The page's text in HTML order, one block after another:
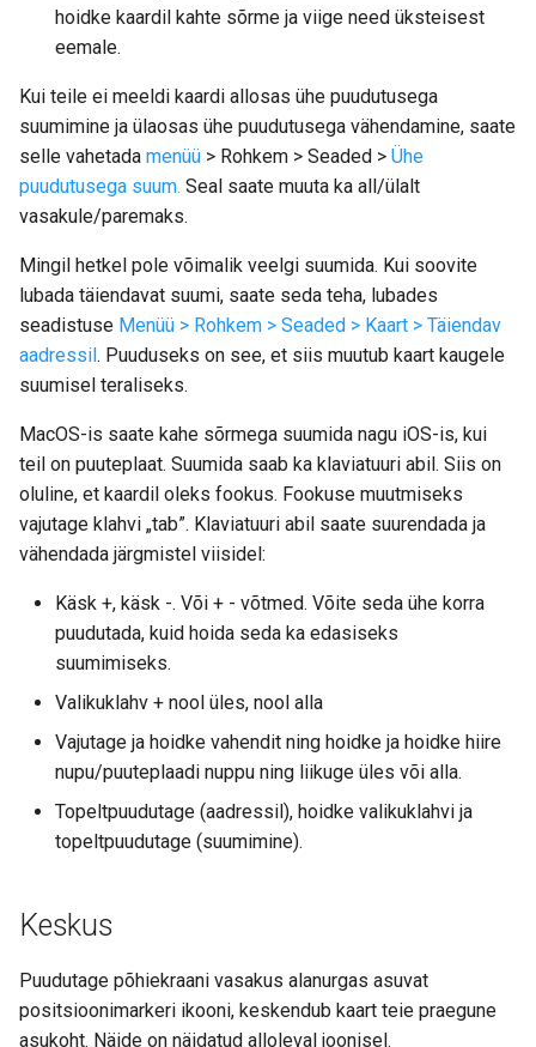
hoidke kaardil kahte sõrme ja viige need üksteisest
eemale.
Kui teile ei meeldi kaardi allosas ühe puudutusega
suumimine ja ülaosas ühe puudutusega vähendamine, saate
selle vahetada menüü > Rohkem > Seaded > Ühe
puudutusega suum. Seal saate muuta ka all/ülalt
vasakule/paremaks.
Mingil hetkel pole võimalik veelgi suumida. Kui soovite
lubada täiendavat suumi, saate seda teha, lubades
seadistuse Menüü > Rohkem > Seaded > Kaart > Täiendav
aadressil. Puuduseks on see, et siis muutub kaart kaugele
suumisel teraliseks.
MacOS-is saate kahe sõrmega suumida nagu iOS-is, kui
teil on puuteplaat. Suumida saab ka klaviatuuri abil. Siis on
oluline, et kaardil oleks fookus. Fookuse muutmiseks
vajutage klahvi „tab”. Klaviatuuri abil saate suurendada ja
vähendada järgmistel viisidel:
Käsk +, käsk -. Või + - võtmed. Võite seda ühe korra
puudutada, kuid hoida seda ka edasiseks
suumimiseks.
Valikuklahv + nool üles, nool alla
Vajutage ja hoidke vahendit ning hoidke ja hoidke hiire
nupu/puuteplaadi nuppu ning liikuge üles või alla.
Topeltpuudutage (aadressil), hoidke valikuklahvi ja
topeltpuudutage (suumimine).
Keskus
Puudutage põhiekraani vasakus alanurgas asuvat
positsioonimarkeri ikooni, keskendub kaart teie praegune
asukoht. Näide on näidatud alloleval joonisel.